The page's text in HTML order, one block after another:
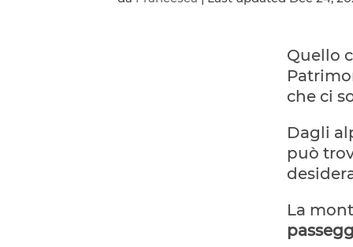
Quello
che ci
Dagli
può
La